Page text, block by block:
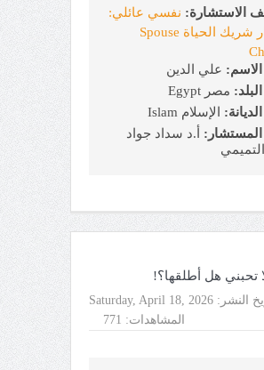
الاستشارة: نفسي عائلي:
اختيار شريك الحياة Spouse
الاسم: علي الدين
البلد: مصر Egypt
الديانة: الإسلام Islam
المستشار: أ.د سداد جواد
التميمي
تحبني هل أطلقها؟!
النشر: Saturday, April 18, 2026
المشاهدات: 771